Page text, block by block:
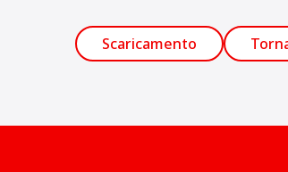
Scaricamento